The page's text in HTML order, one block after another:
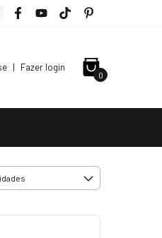
| Fazer login
0